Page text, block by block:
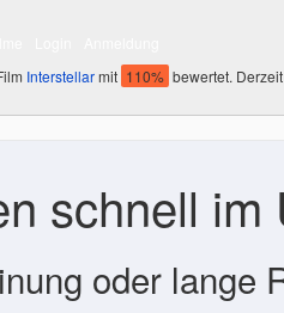
Interstellarmit 110% bewertet.
schnell im
oder lange